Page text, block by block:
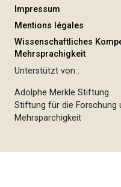
Impressum
Mentions légales
Wissenschaftliches
Mehrsprachigkeit
Unterstützt von :
Adolphe Merkle Stiftung
Stiftung für die Forschung
Mehrsparchigkeit